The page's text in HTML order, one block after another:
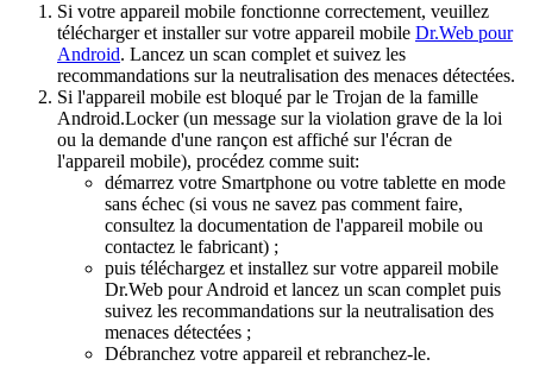
Si votre appareil mobile fonctionne correctement, veuillez
télécharger et installer sur votre appareil mobile Dr.Web pour
Android. Lancez un scan complet et suivez les
recommandations sur la neutralisation des menaces détectées.
Si l'appareil mobile est bloqué par le Trojan de la famille
Android.Locker (un message sur la violation grave de la loi
ou la demande d'une rançon est affiché sur l'écran de
l'appareil mobile), procédez comme suit:
démarrez votre Smartphone ou votre tablette en mode
sans échec (si vous ne savez pas comment faire,
consultez la documentation de l'appareil mobile ou
contactez le fabricant) ;
puis téléchargez et installez sur votre appareil mobile
Dr.Web pour Android et lancez un scan complet puis
suivez les recommandations sur la neutralisation des
menaces détectées ;
Débranchez votre appareil et rebranchez-le.